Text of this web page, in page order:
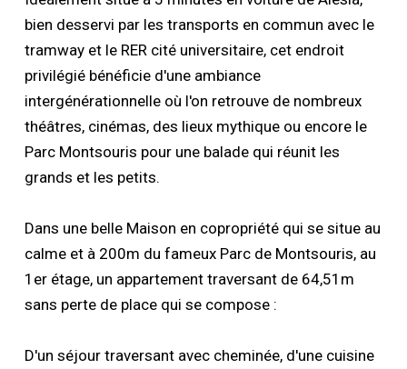
bien desservi par les transports en commun avec le
tramway et le RER cité universitaire, cet endroit
privilégié bénéficie d'une ambiance
intergénérationnelle où l'on retrouve de nombreux
théâtres, cinémas, des lieux mythique ou encore le
Parc Montsouris pour une balade qui réunit les
grands et les petits.
Dans une belle Maison en copropriété qui se situe au
calme et à 200m du fameux Parc de Montsouris, au
1er étage, un appartement traversant de 64,51m
sans perte de place qui se compose :
D'un séjour traversant avec cheminée, d'une cuisine